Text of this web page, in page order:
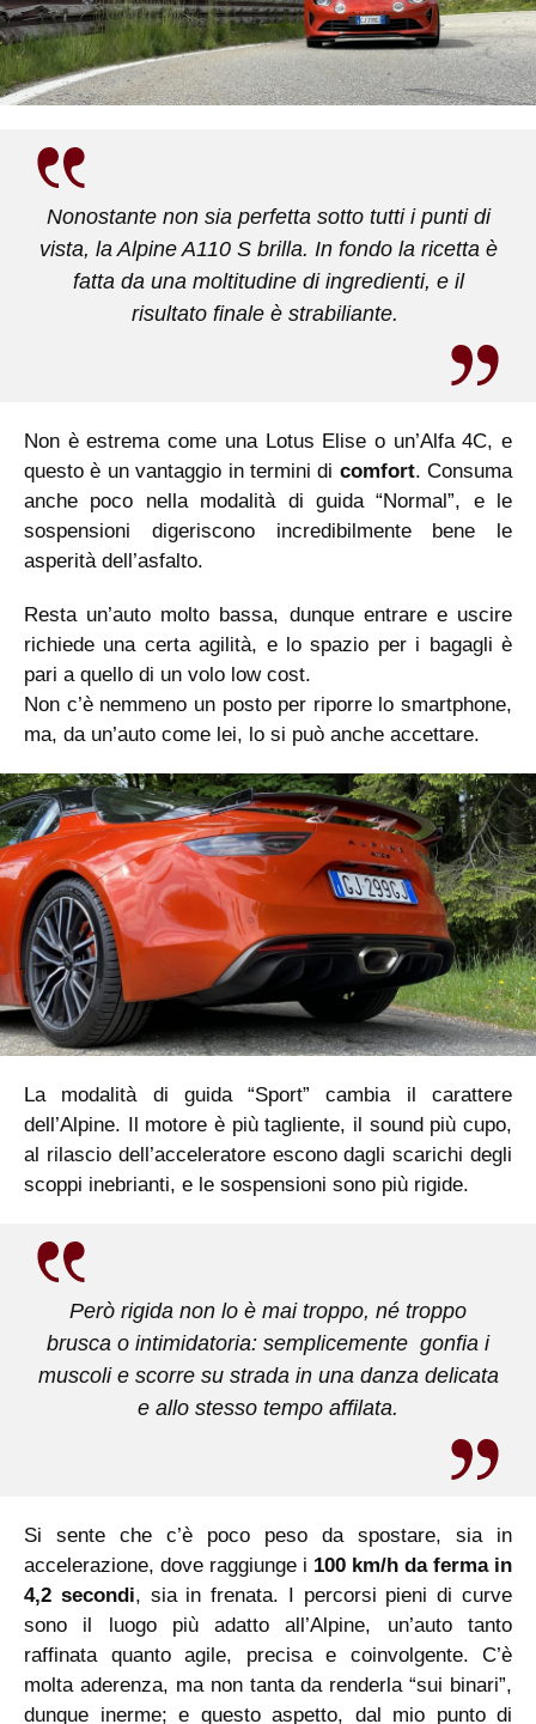
Nonostante non sia perfetta sotto tutti i punti di
vista, la Alpine A110 S brilla. In fondo la ricetta è
fatta da una moltitudine di ingredienti, e il
risultato finale è strabiliante.
Non è estrema come una Lotus Elise o un’Alfa 4C, e
questo è un vantaggio in termini di comfort. Consuma
anche poco nella modalità di guida “Normal”, e le
sospensioni digeriscono incredibilmente bene le
asperità dell’asfalto.
Resta un’auto molto bassa, dunque entrare e uscire
richiede una certa agilità, e lo spazio per i bagagli è
pari a quello di un volo low cost.
Non c’è nemmeno un posto per riporre lo smartphone,
ma, da un’auto come lei, lo si può anche accettare.
La modalità di guida “Sport” cambia il carattere
dell’Alpine. Il motore è più tagliente, il sound più cupo,
al rilascio dell’acceleratore escono dagli scarichi degli
scoppi inebrianti, e le sospensioni sono più rigide.
Però rigida non lo è mai troppo, né troppo
brusca o intimidatoria: semplicemente gonfia i
muscoli e scorre su strada in una danza delicata
e allo stesso tempo affilata.
Si sente che c’è poco peso da spostare, sia in
accelerazione, dove raggiunge i 100 km/h da ferma in
4,2 secondi, sia in frenata. I percorsi pieni di curve
sono il luogo più adatto all’Alpine, un’auto tanto
raffinata quanto agile, precisa e coinvolgente. C’è
molta aderenza, ma non tanta da renderla “sui binari”,
dunque inerme; e questo aspetto, dal mio punto di